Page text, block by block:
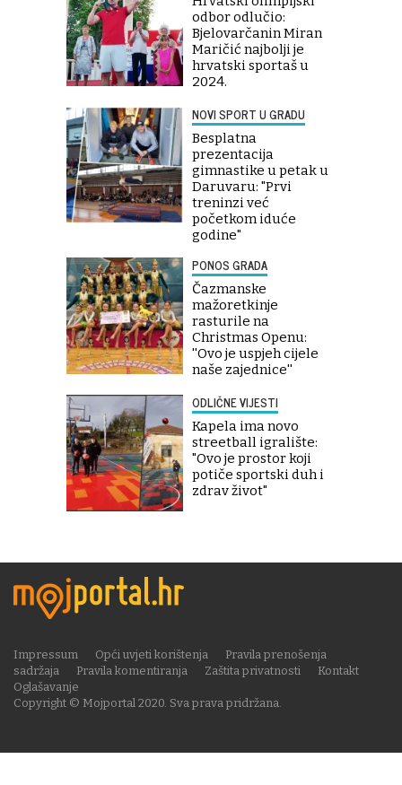
odbor odlučio:
Bjelovarčanin Miran
Maričić najbolji je
hrvatski sportaš u
2024.
NOVI SPORT U GRADU
Besplatna
prezentacija
gimnastike u petak u
Daruvaru: "Prvi
treninzi već
početkom iduće
godine"
PONOS GRADA
Čazmanske
mažoretkinje
rasturile na
Christmas Openu:
''Ovo je uspjeh cijele
naše zajednice''
ODLIČNE VIJESTI
Kapela ima novo
streetball igralište:
"Ovo je prostor koji
potiče sportski duh i
zdrav život"
Copyright © Mojportal 2020. Sva prava pridržana.
Impressum Opći uvjeti korištenja
Pravila prenošenja
sadržaja
Pravila komentiranja Zaštita privatnosti
Kontakt
Oglašavanje